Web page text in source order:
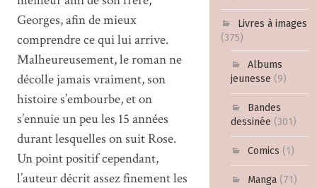
Livres à images
(375)
Albums
jeunesse (9)
Bandes
dessinée (301)
Comics (1)
Manga (71)
Georges, afin de mieux
comprendre ce qui lui arrive.
Malheureusement, le roman ne
décolle jamais vraiment, son
histoire s’embourbe, et on
s’ennuie un peu les 15 années
durant lesquelles on suit Rose.
Un point positif cependant,
l’auteur décrit assez finement les